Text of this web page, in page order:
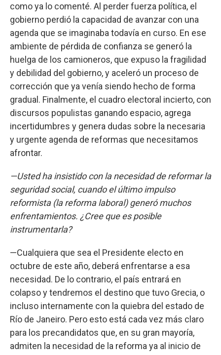
como ya lo comenté. Al perder fuerza política, el
gobierno perdió la capacidad de avanzar con una
agenda que se imaginaba todavía en curso. En ese
ambiente de pérdida de confianza se generó la
huelga de los camioneros, que expuso la fragilidad
y debilidad del gobierno, y aceleró un proceso de
corrección que ya venía siendo hecho de forma
gradual. Finalmente, el cuadro electoral incierto, con
discursos populistas ganando espacio, agrega
incertidumbres y genera dudas sobre la necesaria
y urgente agenda de reformas que necesitamos
afrontar.
—Usted ha insistido con la necesidad de reformar la
seguridad social, cuando el último impulso
reformista (la reforma laboral) generó muchos
enfrentamientos. ¿Cree que es posible
instrumentarla?
—Cualquiera que sea el Presidente electo en
octubre de este año, deberá enfrentarse a esa
necesidad. De lo contrario, el país entrará en
colapso y tendremos el destino que tuvo Grecia, o
incluso internamente con la quiebra del estado de
Río de Janeiro. Pero esto está cada vez más claro
para los precandidatos que, en su gran mayoría,
admiten la necesidad de la reforma ya al inicio de